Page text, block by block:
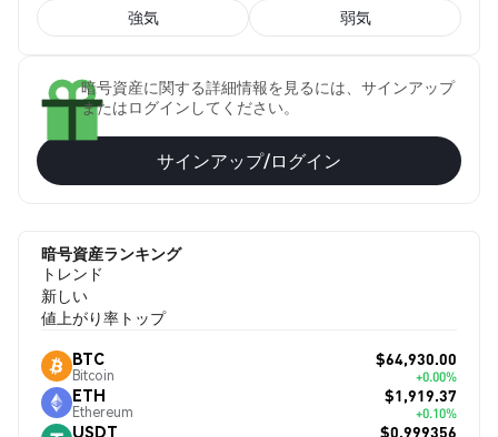
強気 弱気
暗号資産に関する詳細情報を見るには、サインアップ
またはログインしてください。
サインアップ/ログイン
暗号資産ランキング
トレンド
新しい
値上がり率トップ
BTC
Bitcoin
$64,930.00
+0.00%
ETH
Ethereum
$1,919.37
+0.10%
USDT $0.999356